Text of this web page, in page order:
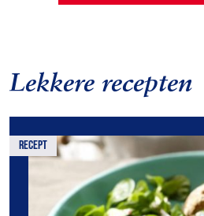
Lekkere recepten
recept